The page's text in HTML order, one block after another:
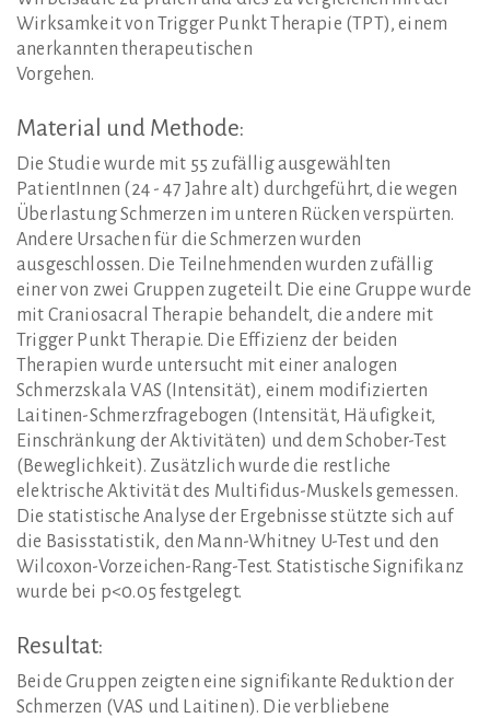
Wirksamkeit von Trigger Punkt Therapie (TPT), einem
anerkannten therapeutischen
Vorgehen.
Material und Methode:
Die Studie wurde mit 55 zufällig ausgewählten
PatientInnen (24 - 47 Jahre alt) durchgeführt, die wegen
Überlastung Schmerzen im unteren Rücken verspürten.
Andere Ursachen für die Schmerzen wurden
ausgeschlossen. Die Teilnehmenden wurden zufällig
einer von zwei Gruppen zugeteilt. Die eine Gruppe wurde
mit Craniosacral Therapie behandelt, die andere mit
Trigger Punkt Therapie. Die Effizienz der beiden
Therapien wurde untersucht mit einer analogen
Schmerzskala VAS (Intensität), einem modifizierten
Laitinen-Schmerzfragebogen (Intensität, Häufigkeit,
Einschränkung der Aktivitäten) und dem Schober-Test
(Beweglichkeit). Zusätzlich wurde die restliche
elektrische Aktivität des Multifidus-Muskels gemessen.
Die statistische Analyse der Ergebnisse stützte sich auf
die Basisstatistik, den Mann-Whitney U-Test und den
Wilcoxon-Vorzeichen-Rang-Test. Statistische Signifikanz
wurde bei p<0.05 festgelegt.
Resultat:
Beide Gruppen zeigten eine signifikante Reduktion der
Schmerzen (VAS und Laitinen). Die verbliebene